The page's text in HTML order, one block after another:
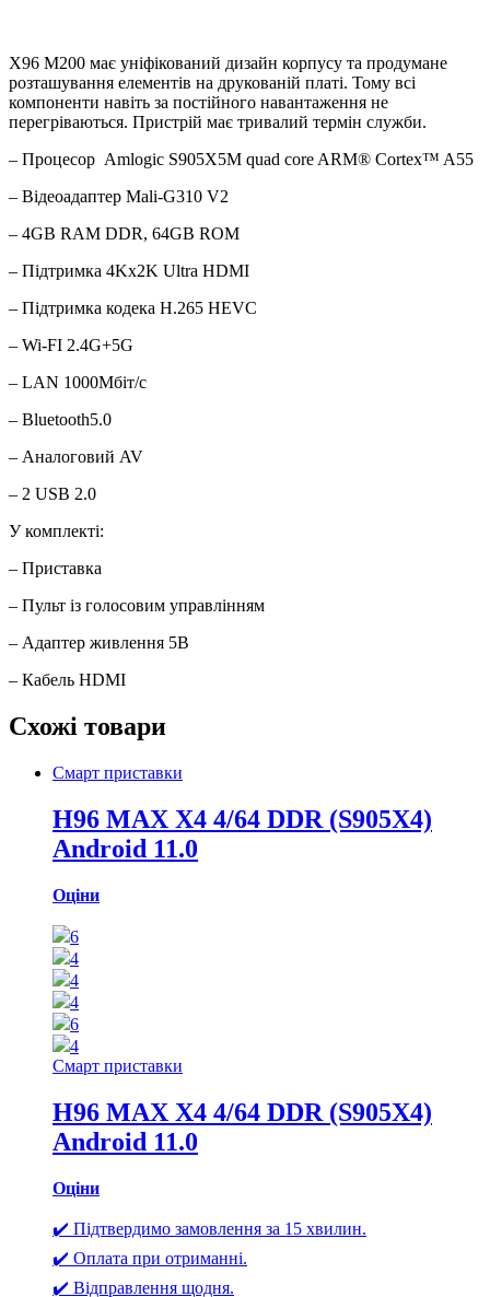
X96 M200 має уніфікований дизайн корпусу та продумане
розташування елементів на друкованій платі. Тому всі
компоненти навіть за постійного навантаження не
перегріваються. Пристрій має тривалий термін служби.
– Процесор Amlogic S905X5M quad core ARM® Cortex™ A55
– Відеоадаптер Mali-G310 V2
– 4GB RAM DDR, 64GB ROM
– Підтримка 4Kx2K Ultra HDMI
– Підтримка кодека H.265 HEVC
– Wi-FI 2.4G+5G
– LAN 1000Мбіт/с
– Bluetooth5.0
– Аналоговий AV
– 2 USB 2.0
У комплекті:
– Приставка
– Пульт із голосовим управлінням
– Адаптер живлення 5В
– Кабель HDMI
Схожі товари
Смарт приставки
H96 MAX X4 4/64 DDR (S905X4)
Android 11.0
Оціни
6
4
4
4
6
4
Смарт приставки
H96 MAX X4 4/64 DDR (S905X4)
Android 11.0
Оціни
✔️ Підтвердимо замовлення за 15 хвилин.
✔️ Оплата при отриманні.
✔️ Відправлення щодня.